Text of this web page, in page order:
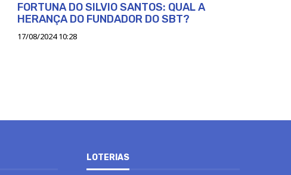
FORTUNA DO SILVIO SANTOS: QUAL A
HERANÇA DO FUNDADOR DO SBT?
17/08/2024 10:28
LOTERIAS